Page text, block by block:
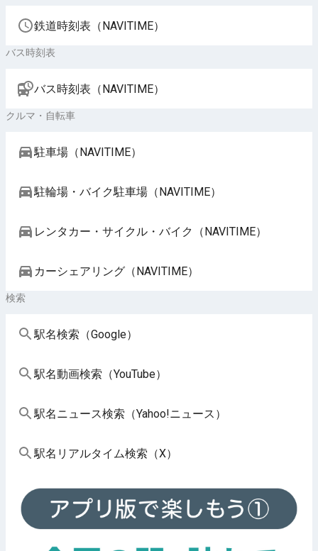
鉄道時刻表（NAVITIME）
バス時刻表
バス時刻表（NAVITIME）
クルマ・自転車
駐車場（NAVITIME）
駐輪場・バイク駐車場（NAVITIME）
レンタカー・サイクル・バイク（NAVITIME）
カーシェアリング（NAVITIME）
検索
駅名検索（Google）
駅名動画検索（YouTube）
駅名ニュース検索（Yahoo!ニュース）
駅名リアルタイム検索（X）